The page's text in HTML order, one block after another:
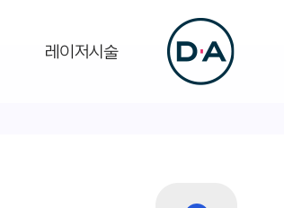
레이저시술